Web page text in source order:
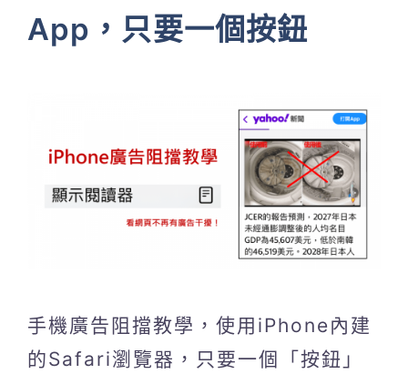
App，只要一個按鈕
手機廣告阻擋教學，使用iPhone內建
的Safari瀏覽器，只要一個「按鈕」